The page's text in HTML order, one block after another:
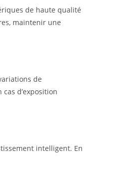
de haute qualité
maintenir une
de
d’exposition
intelligent. En